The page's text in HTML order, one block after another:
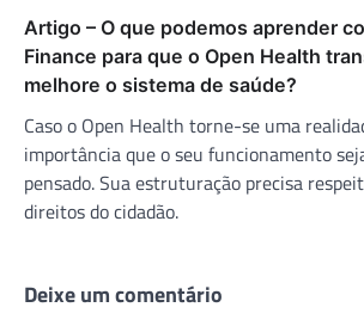
Artigo – O que podemos aprender
Finance para que o Open Health
melhore o sistema de saúde?
Caso o Open Health torne-se uma
importância que o seu funcionamento
pensado. Sua estruturação precisa
direitos do cidadão.
Deixe um comentário